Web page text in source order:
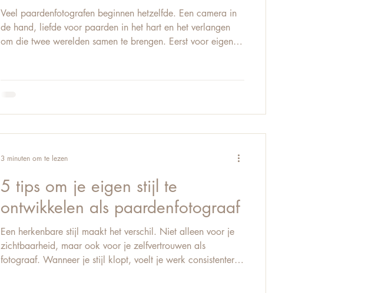
Veel paardenfotografen beginnen hetzelfde. Een camera in
de hand, liefde voor paarden in het hart en het verlangen
om die twee werelden samen te brengen. Eerst voor eigen
precies daar begint de twijfel. Kan ik dit echt professioneel
vragen? Hoe onderscheid ik mezelf van alle andere
5 tips om je eigen stijl te
ontwikkelen als paardenfotograaf
Een herkenbare stijl maakt het verschil. Niet alleen voor je
zichtbaarheid, maar ook voor je zelfvertrouwen als
fotograaf. Wanneer je stijl klopt, voelt je werk consistenter,
3 minuten om te lezen